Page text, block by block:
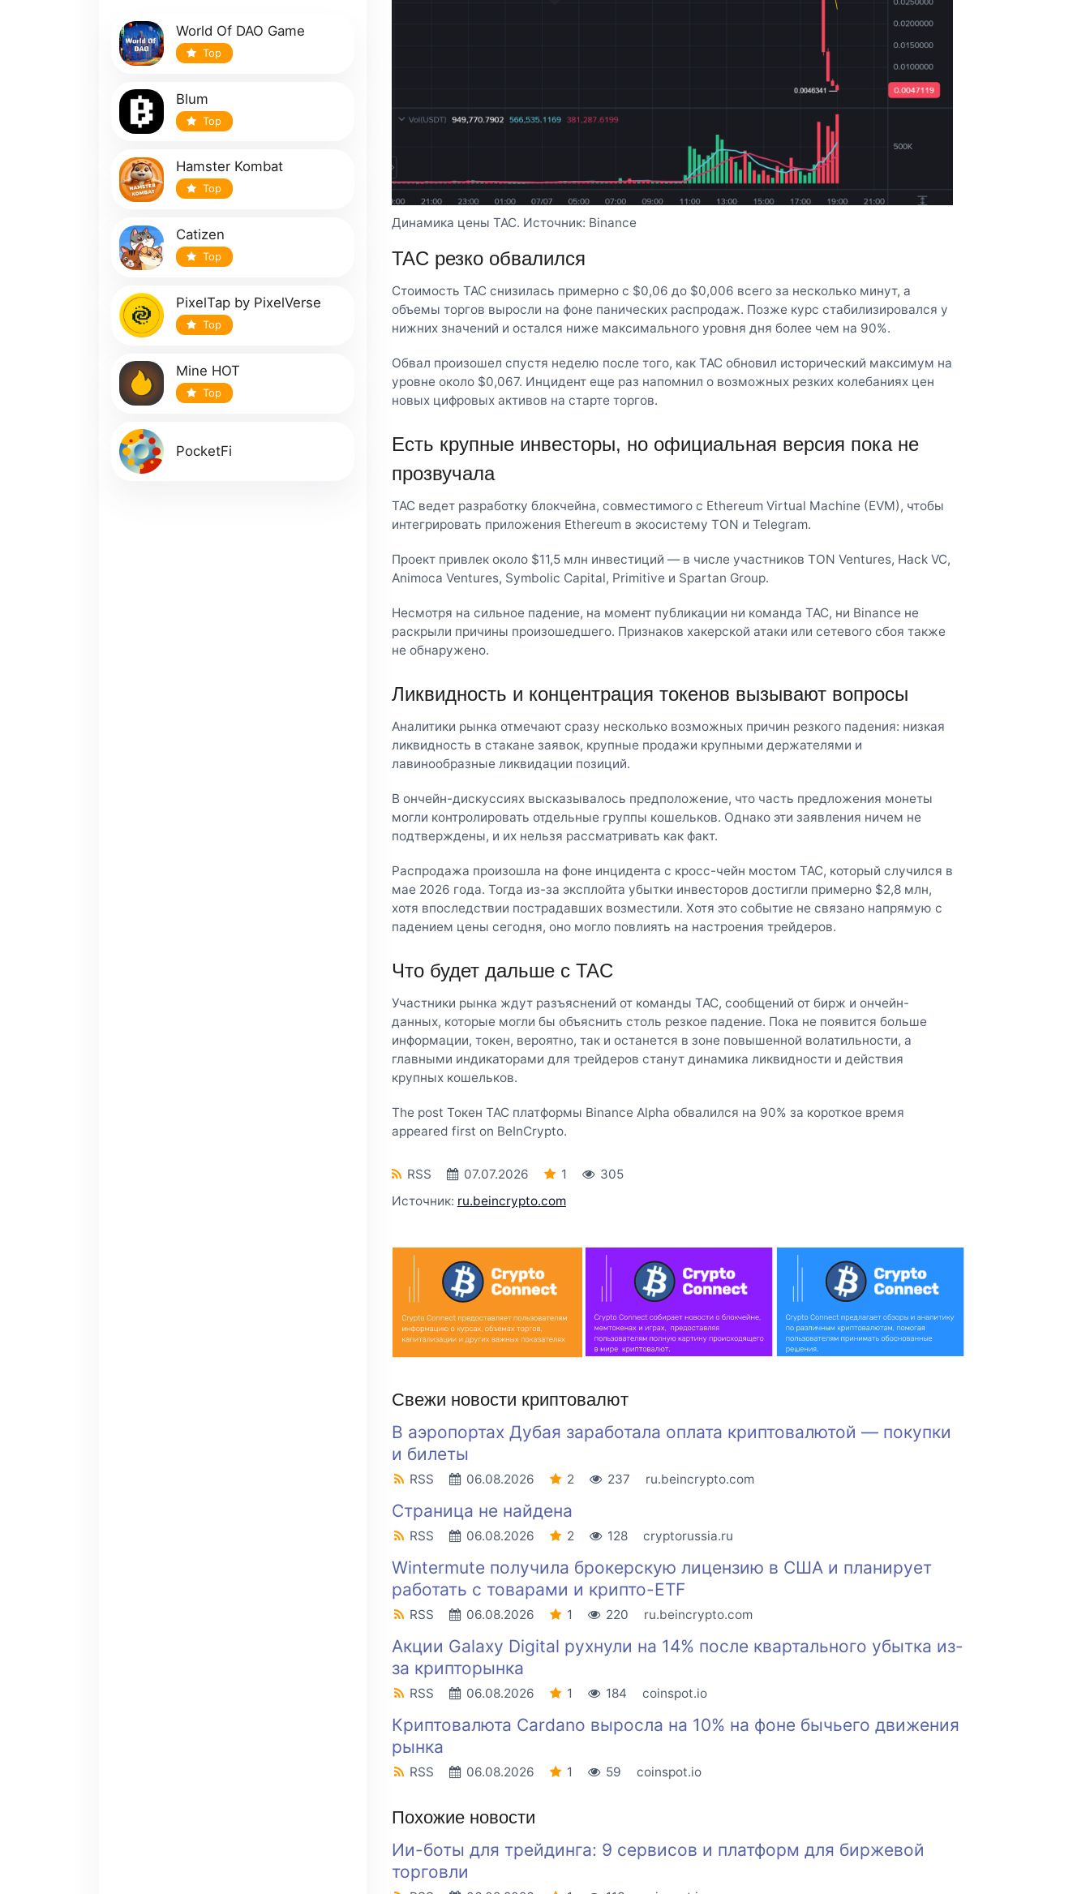
World Of DAO Game
Top
Blum
Top
Hamster Kombat
Top
Catizen
Top
PixelTap by PixelVerse
Top
Mine HOT
Top
PocketFi
Динамика цены TAC. Источник: Binance
TAC резко обвалился
Стоимость TAC снизилась примерно с $0,06 до $0,006 всего за несколько минут, а
объемы торгов выросли на фоне панических распродаж. Позже курс стабилизировался у
нижних значений и остался ниже максимального уровня дня более чем на 90%.
Обвал произошел спустя неделю после того, как TAC обновил исторический максимум на
уровне около $0,067. Инцидент еще раз напомнил о возможных резких колебаниях цен
новых цифровых активов на старте торгов.
Есть крупные инвесторы, но официальная версия пока не
прозвучала
TAC ведет разработку блокчейна, совместимого с Ethereum Virtual Machine (EVM), чтобы
интегрировать приложения Ethereum в экосистему TON и Telegram.
Проект привлек около $11,5 млн инвестиций — в числе участников TON Ventures, Hack VC,
Animoca Ventures, Symbolic Capital, Primitive и Spartan Group.
Несмотря на сильное падение, на момент публикации ни команда TAC, ни Binance не
раскрыли причины произошедшего. Признаков хакерской атаки или сетевого сбоя также
не обнаружено.
Ликвидность и концентрация токенов вызывают вопросы
Аналитики рынка отмечают сразу несколько возможных причин резкого падения: низкая
ликвидность в стакане заявок, крупные продажи крупными держателями и
лавинообразные ликвидации позиций.
В ончейн-дискуссиях высказывалось предположение, что часть предложения монеты
могли контролировать отдельные группы кошельков. Однако эти заявления ничем не
подтверждены, и их нельзя рассматривать как факт.
Распродажа произошла на фоне инцидента с кросс-чейн мостом TAC, который случился в
мае 2026 года. Тогда из-за эксплойта убытки инвесторов достигли примерно $2,8 млн,
хотя впоследствии пострадавших возместили. Хотя это событие не связано напрямую с
падением цены сегодня, оно могло повлиять на настроения трейдеров.
Что будет дальше с TAC
Участники рынка ждут разъяснений от команды TAC, сообщений от бирж и ончейн-
данных, которые могли бы объяснить столь резкое падение. Пока не появится больше
информации, токен, вероятно, так и останется в зоне повышенной волатильности, а
главными индикаторами для трейдеров станут динамика ликвидности и действия
крупных кошельков.
The post Токен TAC платформы Binance Alpha обвалился на 90% за короткое время
appeared first on BeInCrypto.
RSS 07.07.2026 1
305
Источник: ru.beincrypto.com
Свежи новости криптовалют
В аэропортах Дубая заработала оплата криптовалютой — покупки
и билеты
RSS 06.08.2026 2 237 ru.beincrypto.com
Страница не найдена
RSS 06.08.2026 2 128 cryptorussia.ru
Wintermute получила брокерскую лицензию в США и планирует
работать с товарами и крипто-ETF
RSS 06.08.2026 1 220 ru.beincrypto.com
Акции Galaxy Digital рухнули на 14% после квартального убытка из-
за крипторынка
RSS 06.08.2026 1 184 coinspot.io
Криптовалюта Cardano выросла на 10% на фоне бычьего движения
рынка
RSS 06.08.2026 1 59 coinspot.io
Похожие новости
Ии-боты для трейдинга: 9 сервисов и платформ для биржевой
торговли